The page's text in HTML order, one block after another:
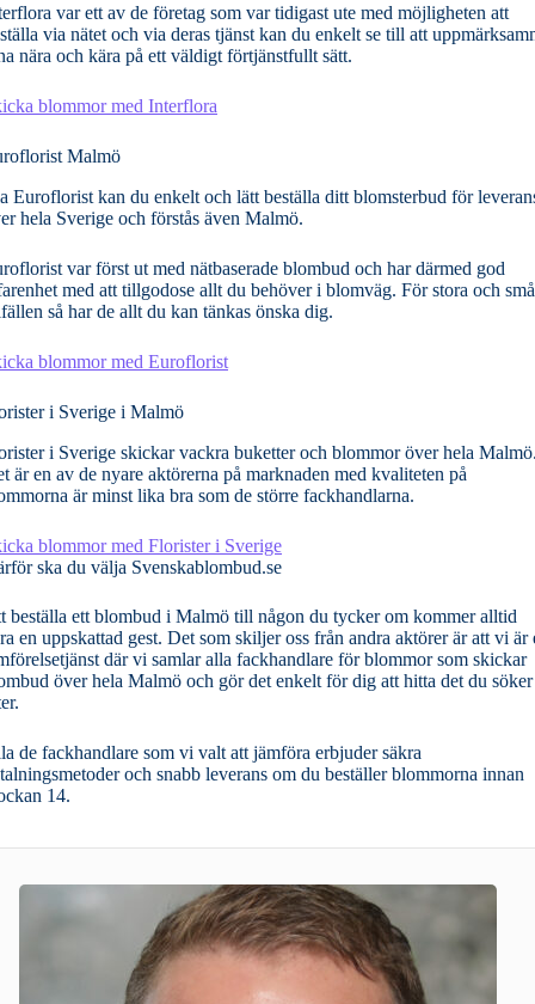
var ett av de företag som var tidigast ute med möjligheten att
via nätet och via deras tjänst kan du enkelt se till att
nära och kära på ett väldigt förtjänstfullt sätt.
blommor med Interflora
Malmö
Euroflorist kan du enkelt och lätt beställa ditt blomsterbud för
hela Sverige och förstås även Malmö.
var först ut med nätbaserade blombud och har därmed god
med att tillgodose allt du behöver i blomväg. För stora och små
så har de allt du kan tänkas önska dig.
blommor med Euroflorist
i Sverige i Malmö
i Sverige skickar vackra buketter och blommor över hela
är en av de nyare aktörerna på marknaden med kvaliteten på
är minst lika bra som de större fackhandlarna.
blommor med Florister i Sverige
ska du välja Svenskablombud.se
beställa ett blombud i Malmö till någon du tycker om kommer alltid
en uppskattad gest. Det som skiljer oss från andra aktörer är att vi är
där vi samlar alla fackhandlare för blommor som skickar
över hela Malmö och gör det enkelt för dig att hitta det du söker
de fackhandlare som vi valt att jämföra erbjuder säkra
och snabb leverans om du beställer blommorna innan
14.